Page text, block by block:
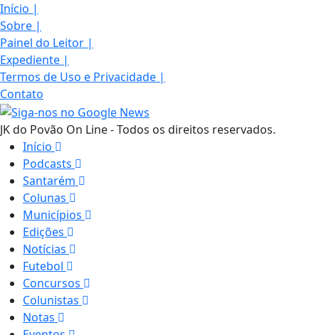
Início |
Sobre |
Painel do Leitor |
Expediente |
Termos de Uso e Privacidade |
Contato
JK do Povão On Line - Todos os direitos reservados.
Início
Podcasts
Santarém
Colunas
Municípios
Edições
Notícias
Futebol
Concursos
Colunistas
Notas